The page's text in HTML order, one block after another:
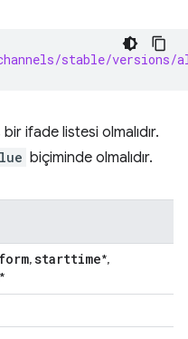
stable/
ifade listesi olmalıdır.
biçiminde olmalıdır.
,starttime*,
*